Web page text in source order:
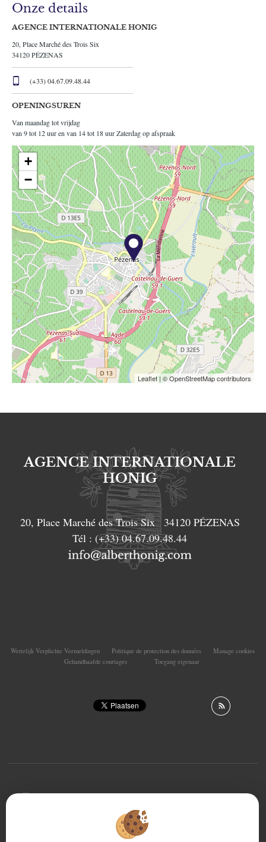
Onze details
AGENCE INTERNATIONALE HONIG
20, Place Marché des Trois Six
34120 PÉZENAS
(+33) 04.67.09.48.44
OPENINGSUREN
Van maandag tot vrijdag
van 9 tot 12 uur en van 14 tot 18 uur Zaterdag op afspraak
+
−
Leaflet | © OpenStreetMap contributors
AGENCE INTERNATIONALE
HONIG
20, Place Marché des Trois Six 34120 PÉZENAS
Tél : (+33) 04.67.09.48.44
Wettelijk Verplichte Vermeldingen Politique de protection des données
Manage cookies
Gehandhaafde courtages
Toegang eigenaar
PC, tablet or smartphone, our site automatically adapts
to different types of screens